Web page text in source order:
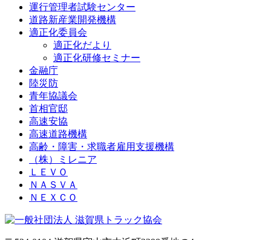
運行管理者試験センター
道路新産業開発機構
適正化委員会
適正化だより
適正化研修セミナー
金融庁
陸災防
青年協議会
首相官邸
高速安協
高速道路機構
高齢・障害・求職者雇用支援機構
（株）ミレニア
ＬＥＶＯ
ＮＡＳＶＡ
ＮＥＸＣＯ